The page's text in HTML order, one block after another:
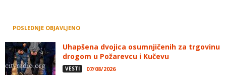
POSLEDNJE OBJAVLJENO
Uhapšena dvojica osumnjičenih za trgovinu
drogom u Požarevcu i Kučevu
VESTI 07/08/2026